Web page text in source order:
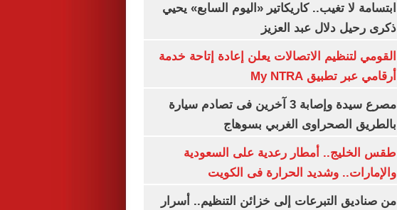
ابتسامة لا تغيب.. كاريكاتير «اليوم السابع» يحيي
ذكرى رحيل دلال عبد العزيز
القومي لتنظيم الاتصالات يعلن إعادة إتاحة خدمة
أرقامي عبر تطبيق My NTRA
مصرع سيدة وإصابة 3 آخرين فى تصادم سيارة
بالطريق الصحراوى الغربي بسوهاج
طقس الخليج.. أمطار رعدية على السعودية
والإمارات.. وشديد الحرارة فى الكويت
من صناديق التبرعات إلى خزائن التنظيم.. أسرار